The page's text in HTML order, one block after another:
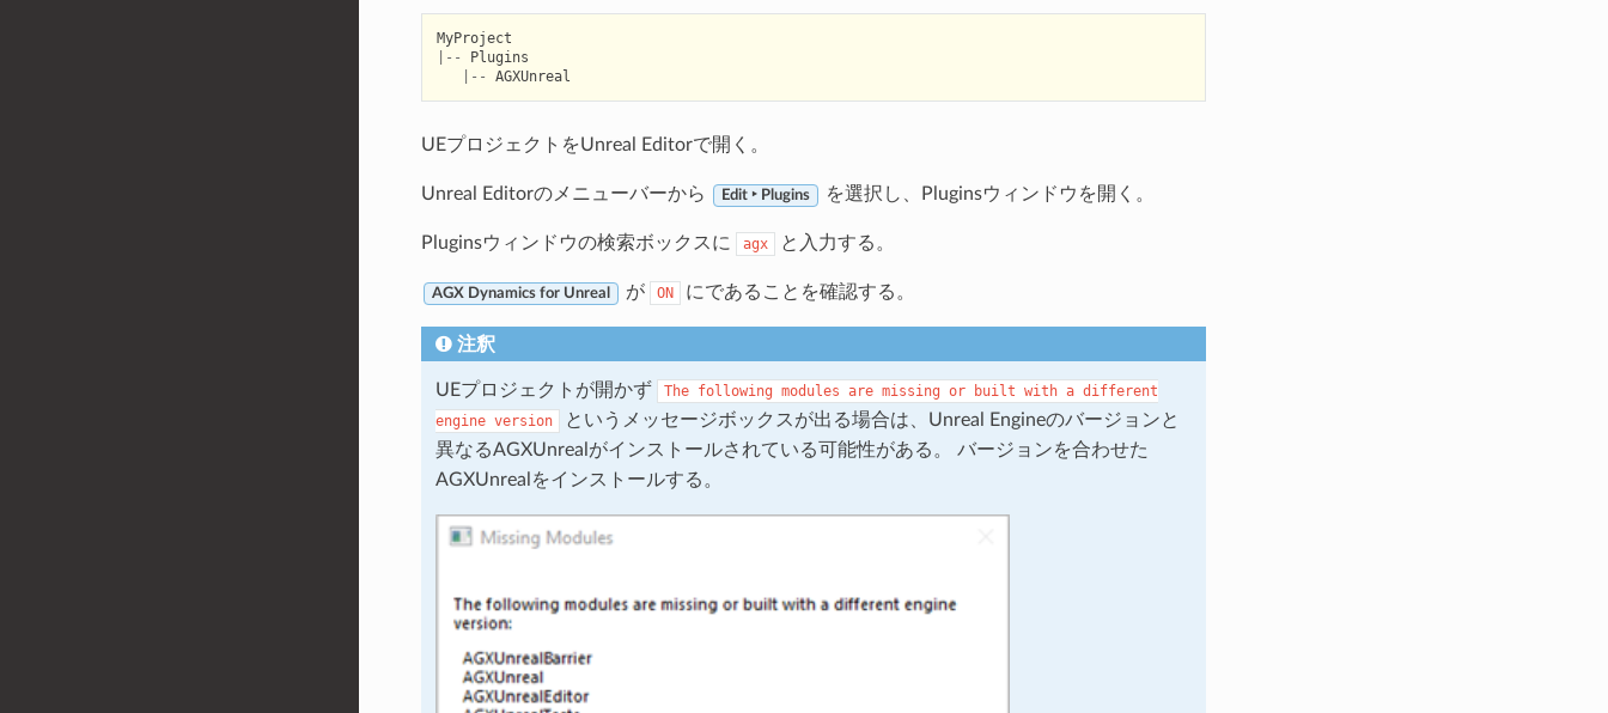
MyProject
|--
Plugins
|--
AGXUnreal
UEプロジェクトをUnreal Editorで開く。
Unreal Editorのメニューバーから Edit ‣ Plugins を選択し、Pluginsウィンドウを開く。
Pluginsウィンドウの検索ボックスに agx と入力する。
AGX Dynamics for Unreal が ON にであることを確認する。
注釈
UEプロジェクトが開かず The following modules are missing or built with a different
engine version
というメッセージボックスが出る場合は、Unreal Engineのバージョンと
異なるAGXUnrealがインストールされている可能性がある。 バージョンを合わせた
AGXUnrealをインストールする。